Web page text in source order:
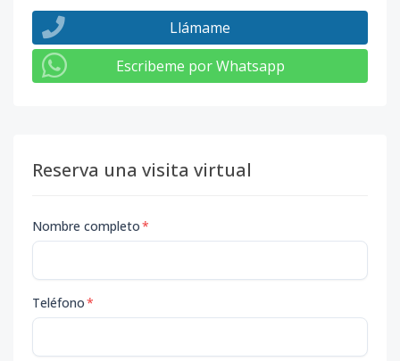
Llámame
Escribeme por Whatsapp
Reserva una visita virtual
Nombre completo*
Teléfono*